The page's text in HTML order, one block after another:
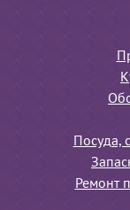
Посуда,
Ремонт